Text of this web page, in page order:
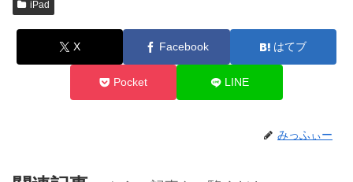
iPad
X Facebook はてブ
Pocket LINE
みっふぃー